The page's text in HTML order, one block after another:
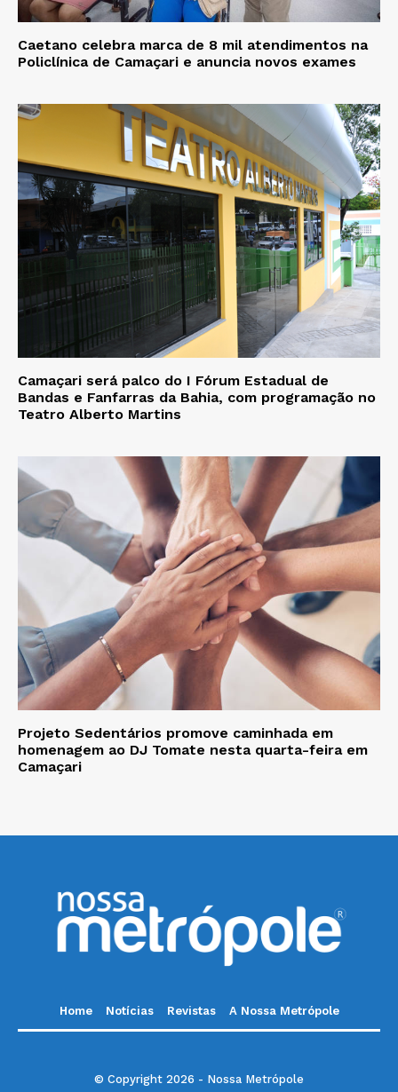
Caetano celebra marca de 8 mil atendimentos na
Policlínica de Camaçari e anuncia novos exames
Camaçari será palco do I Fórum Estadual de
Bandas e Fanfarras da Bahia, com programação no
Teatro Alberto Martins
Projeto Sedentários promove caminhada em
homenagem ao DJ Tomate nesta quarta-feira em
Camaçari
Home Notícias Revistas A Nossa Metrópole
© Copyright 2026 - Nossa Metrópole